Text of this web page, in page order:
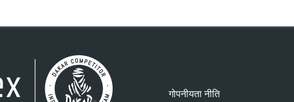
गोपनीयता नीति